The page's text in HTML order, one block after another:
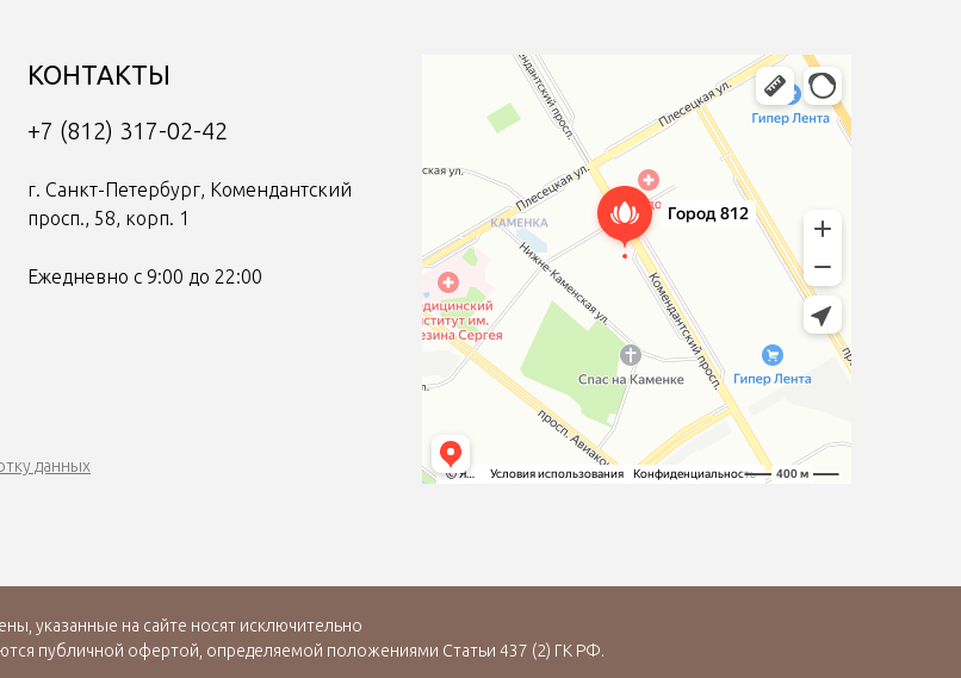
КОНТАКТЫ
+7 (812) 317-02-42
г. Санкт-Петербург, Комендантский
просп., 58, корп. 1
Салон красоты в Санкт‑Петербурге
Салон бровей и ресниц в Санкт‑Петербурге
Ежедневно с 9:00 до 22:00
данных
указанные на сайте носят исключительно
публичной офертой, определяемой положениями Статьи 437 (2) ГК РФ.